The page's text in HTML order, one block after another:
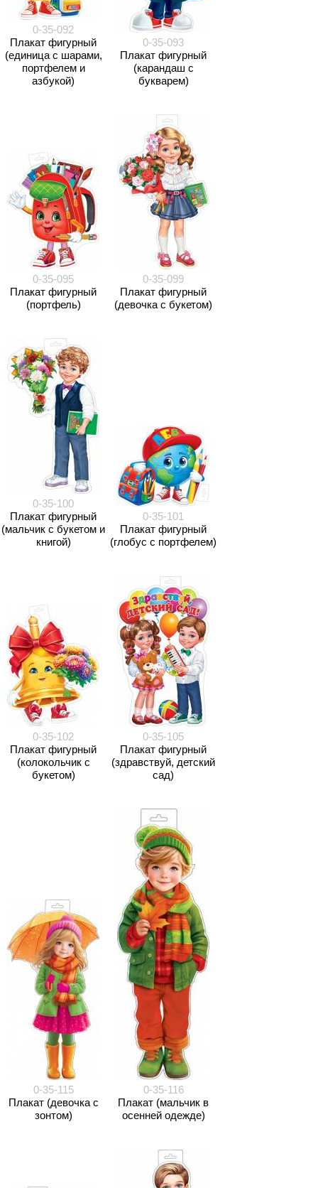
0-35-092
Плакат фигурный
(единица с шарами,
портфелем и
азбукой)
0-35-093
Плакат фигурный
(карандаш с
букварем)
0-35-095
Плакат фигурный
(портфель)
0-35-099
Плакат фигурный
(девочка с букетом)
0-35-100
Плакат фигурный
(мальчик с букетом и
книгой)
0-35-101
Плакат фигурный
(глобус с портфелем)
0-35-102
Плакат фигурный
(колокольчик с
букетом)
0-35-105
Плакат фигурный
(здравствуй, детский
сад)
0-35-115
Плакат (девочка с
зонтом)
0-35-116
Плакат (мальчик в
осенней одежде)